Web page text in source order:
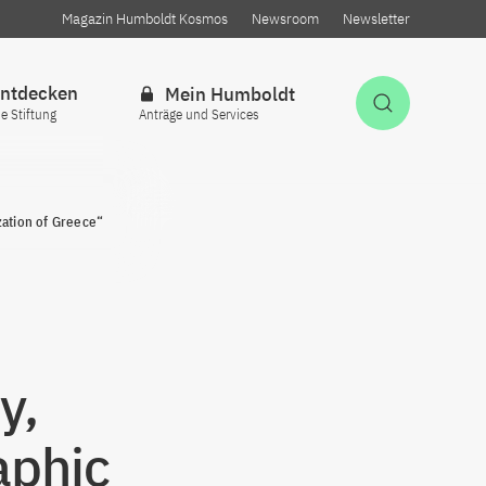
Magazin Humboldt Kosmos Newsroom Newsletter
Stiftung
Mein Humboldt
Anträge und Services
of Greece“